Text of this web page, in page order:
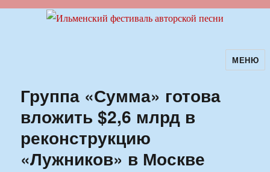
Ильменский фестиваль авторскойМЕНЮ
Группа «Сумма» готова
вложить $2,6 млрд в
реконструкцию
«Лужников» в Москве